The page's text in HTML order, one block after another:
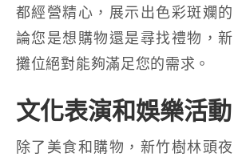
都經營精心，展示出色彩斑斕
論您是想購物還是尋找禮物，
攤位絕對能夠滿足您的需求。
文化表演和娛樂活動
除了美食和購物，新竹樹林頭